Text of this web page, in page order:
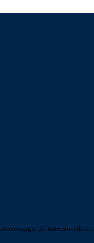
messaggio all'indirizzo